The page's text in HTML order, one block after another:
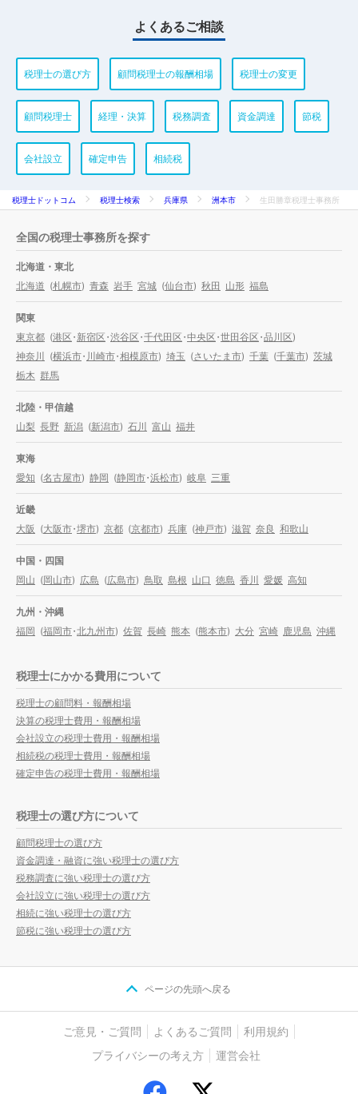
よくあるご相談
税理士の選び方 顧問税理士の報酬相場 税理士の変更
顧問税理士 経理・決算 税務調査 資金調達 節税
会社設立 確定申告 相続税
税理士ドットコム 税理士検索 兵庫県 洲本市 生田勝章税理士事務所
全国の税理士事務所を探す
北海道・東北
北海道 (札幌市) 青森 岩手 宮城 (仙台市) 秋田 山形 福島
関東
東京都 (港区・新宿区・渋谷区・千代田区・中央区・世田谷区・品川区)
神奈川 (横浜市・川崎市・相模原市) 埼玉 (さいたま市) 千葉 (千葉市) 茨城
栃木 群馬
北陸・甲信越
山梨 長野 新潟 (新潟市) 石川 富山 福井
東海
愛知 (名古屋市) 静岡 (静岡市・浜松市) 岐阜 三重
近畿
大阪 (大阪市・堺市) 京都 (京都市) 兵庫 (神戸市) 滋賀 奈良 和歌山
中国・四国
岡山 (岡山市) 広島 (広島市) 鳥取 島根 山口 徳島 香川 愛媛 高知
九州・沖縄
福岡 (福岡市・北九州市) 佐賀 長崎 熊本 (熊本市) 大分 宮崎 鹿児島 沖縄
税理士にかかる費用について
税理士の顧問料・報酬相場
決算の税理士費用・報酬相場
会社設立の税理士費用・報酬相場
相続税の税理士費用・報酬相場
確定申告の税理士費用・報酬相場
税理士の選び方について
顧問税理士の選び方
資金調達・融資に強い税理士の選び方
税務調査に強い税理士の選び方
会社設立に強い税理士の選び方
相続に強い税理士の選び方
節税に強い税理士の選び方
ページの先頭へ戻る
ご意見・ご質問 よくあるご質問
利用規約
プライバシーの考え方
運営会社